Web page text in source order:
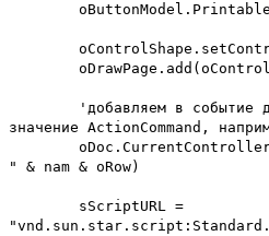
'добавляем в событие
значение ActionCommand,
" & nam & oRow)
sScriptURL =